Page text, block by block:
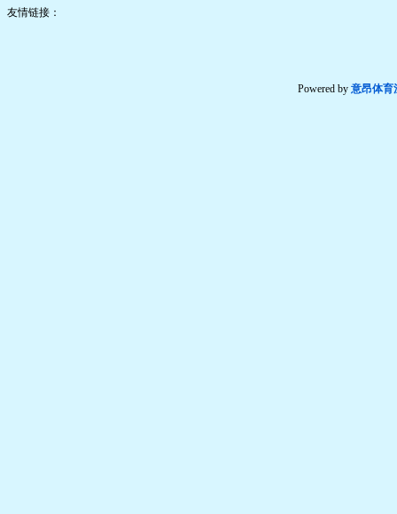
友情链接：
Powered by 意昂体育